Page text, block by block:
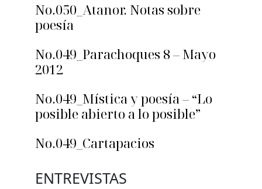
No.050_Atanor. Notas sobre
poesía
No.049_Parachoques 8 – Mayo
2012
No.049_Mística y poesía – “Lo
posible abierto a lo posible”
No.049_Cartapacios
ENTREVISTAS